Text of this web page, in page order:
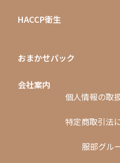
HACCP衛生
おまかせパック
会社案内
個人情報の取
特定商取引法
服部グル